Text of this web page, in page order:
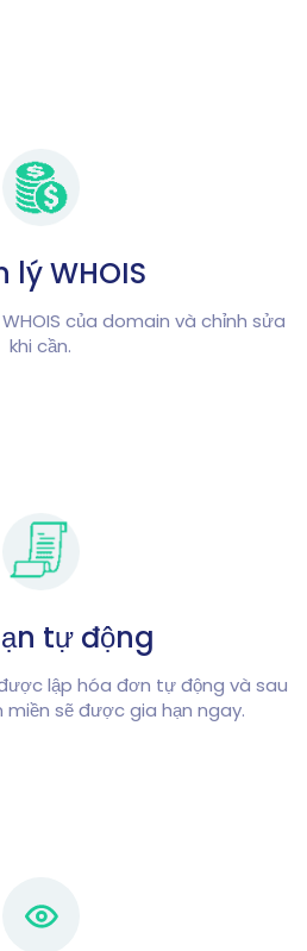
lý WHOIS
của domain và chỉnh sửa
khi cần.
tự động
lập hóa đơn tự động và sau
sẽ được gia hạn ngay.